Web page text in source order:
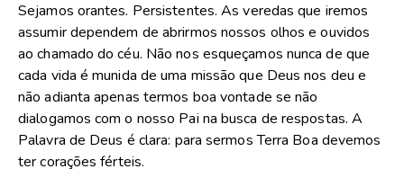
Sejamos orantes. Persistentes. As veredas que iremos
assumir dependem de abrirmos nossos olhos e ouvidos
ao chamado do céu. Não nos esqueçamos nunca de que
cada vida é munida de uma missão que Deus nos deu e
não adianta apenas termos boa vontade se não
dialogamos com o nosso Pai na busca de respostas. A
Palavra de Deus é clara: para sermos Terra Boa devemos
ter corações férteis.